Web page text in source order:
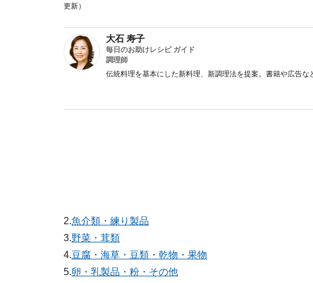
更新）
大石 寿子
毎日のお助けレシピ ガイド
調理師
伝統料理を基本にした新料理、新調理法を提案。書籍や広告な
2.魚介類・練り製品
3.野菜・茸類
4.豆腐・海草・豆類・乾物・果物
5.卵・乳製品・粉・その他